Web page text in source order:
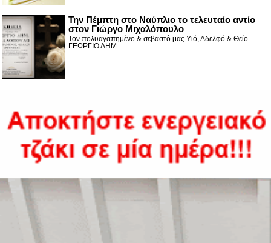
Την Πέμπτη στο Ναύπλιο το τελευταίο αντίο
στον Γιώργο Μιχαλόπουλο
Τον πολυαγαπημένο & σεβαστό μας Υιό, Αδελφό & Θείο
ΓΕΩΡΓΙΟ ΔΗΜ...